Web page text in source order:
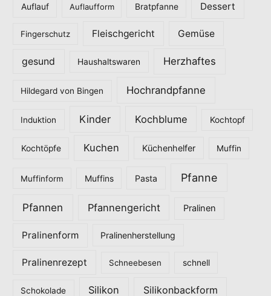
Auflauf Auflaufform Bratpfanne Dessert
Fingerschutz Fleischgericht Gemüse
gesund Haushaltswaren Herzhaftes
Hildegard von Bingen Hochrandpfanne
Induktion Kinder Kochblume Kochtopf
Kochtöpfe Kuchen Küchenhelfer Muffin
Muffinform Muffins Pasta Pfanne
Pfannen Pfannengericht Pralinen
Pralinenform Pralinenherstellung
Pralinenrezept Schneebesen schnell
Schokolade Silikon Silikonbackform